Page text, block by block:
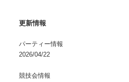
更新情報
パーティー情報
2026/04/22
競技会情報